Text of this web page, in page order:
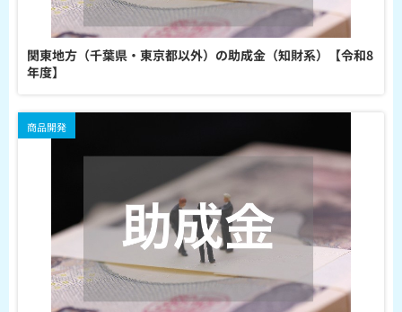
関東地方（千葉県・東京都以外）の助成金（知財系）【令和8
年度】
商品開発